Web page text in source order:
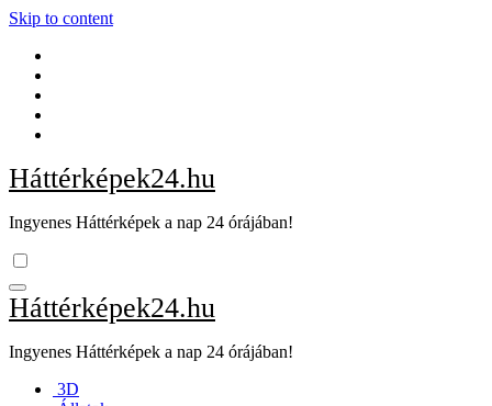
Skip to content
Háttérképek24.hu
Ingyenes Háttérképek a nap 24 órájában!
Háttérképek24.hu
Ingyenes Háttérképek a nap 24 órájában!
3D